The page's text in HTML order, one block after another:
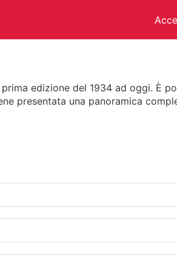
STAMPA
edizione del 1934 ad oggi. È
presentata una panoramica